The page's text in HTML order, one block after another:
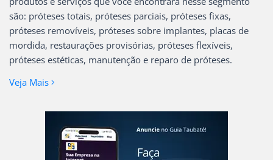
são: próteses totais, próteses parciais, próteses fixas,
próteses removíveis, próteses sobre implantes, placas de
mordida, restaurações provisórias, próteses flexíveis,
próteses estéticas, manutenção e reparo de próteses.
Veja Mais